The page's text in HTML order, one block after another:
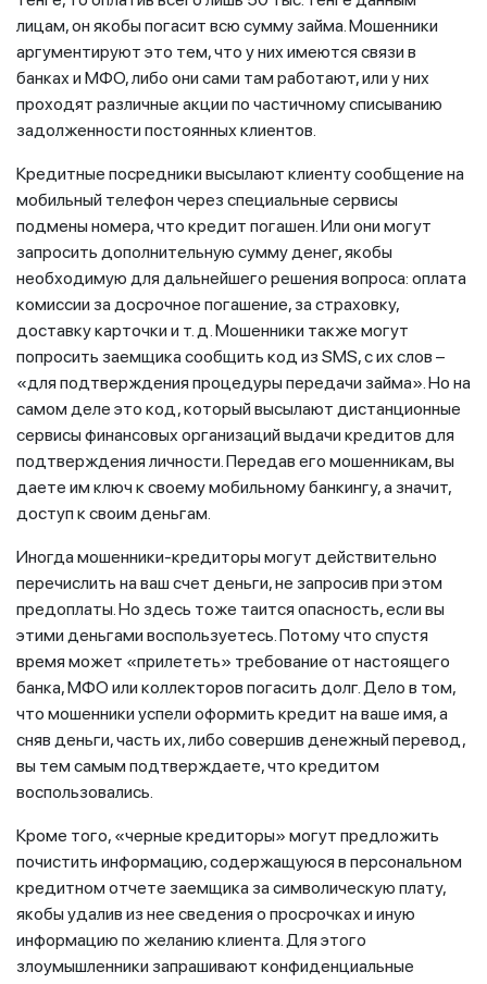
лицам, он якобы погасит всю сумму займа. Мошенники
аргументируют это тем, что у них имеются связи в
банках и МФО, либо они сами там работают, или у них
проходят различные акции по частичному списыванию
задолженности постоянных клиентов.
Кредитные посредники высылают клиенту сообщение на
мобильный телефон через специальные сервисы
подмены номера, что кредит погашен. Или они могут
запросить дополнительную сумму денег, якобы
необходимую для дальнейшего решения вопроса: оплата
комиссии за досрочное погашение, за страховку,
доставку карточки и т. д. Мошенники также могут
попросить заемщика сообщить код из SMS, с их слов –
«для подтверждения процедуры передачи займа». Но на
самом деле это код, который высылают дистанционные
сервисы финансовых организаций выдачи кредитов для
подтверждения личности. Передав его мошенникам, вы
даете им ключ к своему мобильному банкингу, а значит,
доступ к своим деньгам.
Иногда мошенники-кредиторы могут действительно
перечислить на ваш счет деньги, не запросив при этом
предоплаты. Но здесь тоже таится опасность, если вы
этими деньгами воспользуетесь. Потому что спустя
время может «прилететь» требование от настоящего
банка, МФО или коллекторов погасить долг. Дело в том,
что мошенники успели оформить кредит на ваше имя, а
сняв деньги, часть их, либо совершив денежный перевод,
вы тем самым подтверждаете, что кредитом
воспользовались.
Кроме того, «черные кредиторы» могут предложить
почистить информацию, содержащуюся в персональном
кредитном отчете заемщика за символическую плату,
якобы удалив из нее сведения о просрочках и иную
информацию по желанию клиента. Для этого
злоумышленники запрашивают конфиденциальные